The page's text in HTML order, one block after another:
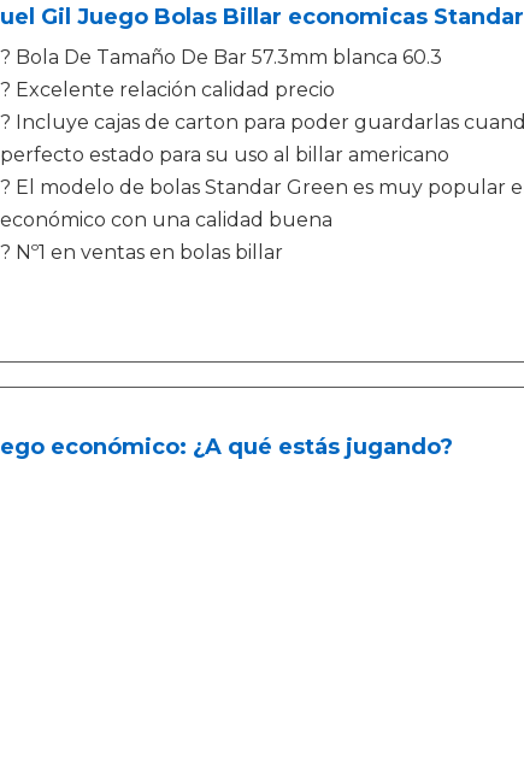
Gil Juego Bolas Billar economicas
? Bola De Tamaño De Bar 57.3mm blanca 60.3
? Excelente relación calidad precio
? Incluye cajas de carton para poder guardarlas
perfecto estado para su uso al billar americano
? El modelo de bolas Standar Green es muy popular
económico con una calidad buena
? Nº1 en ventas en bolas billar
económico: ¿A qué estás jugando?